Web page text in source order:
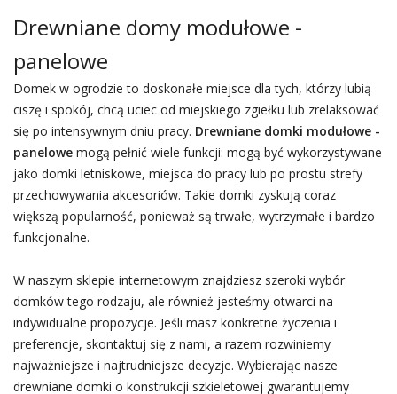
Drewniane domy modułowe -
panelowe
Domek w ogrodzie to doskonałe miejsce dla tych, którzy lubią
ciszę i spokój, chcą uciec od miejskiego zgiełku lub zrelaksować
się po intensywnym dniu pracy. Drewniane domki modułowe -
panelowe mogą pełnić wiele funkcji: mogą być wykorzystywane
jako domki letniskowe, miejsca do pracy lub po prostu strefy
przechowywania akcesoriów. Takie domki zyskują coraz
większą popularność, ponieważ są trwałe, wytrzymałe i bardzo
funkcjonalne.
W naszym sklepie internetowym znajdziesz szeroki wybór
domków tego rodzaju, ale również jesteśmy otwarci na
indywidualne propozycje. Jeśli masz konkretne życzenia i
preferencje, skontaktuj się z nami, a razem rozwiniemy
najważniejsze i najtrudniejsze decyzje. Wybierając nasze
drewniane domki o konstrukcji szkieletowej gwarantujemy